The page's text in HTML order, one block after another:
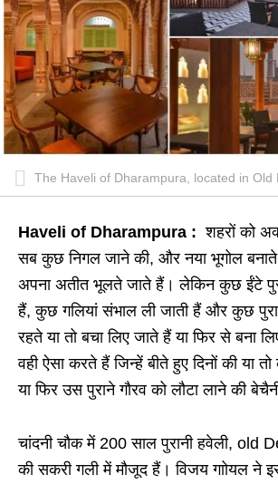
The Haveli of Dharampura, located in Old
Haveli of Dharampura :शहरों को
सब कुछ निगल जाने की, और नया भूगोल
अपना अतीत भूलते जाते हैं। लेकिन कुछ ईंटे
हैं, कुछ गलियां संभाल ली जाती हैं और कुछ
रहते या तो बचा लिए जाते हैं या फिर से बना
वही ऐसा करते हैं जिन्हें बीते हुए दिनों की या
या फिर उस पुराने गौरव को लौटा लाने की
चांदनी चौक में 200 साल पुरानी हवेली, old
की सकरी गली में मौजूद हैं। विजय गाोयल ने